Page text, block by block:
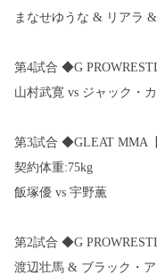
まなせゆうな & リアラ
第4試合 ◆G
山村武寛 vs ジャック・
第3試合 ◆GLEAT MMA
契約体重:75kg
飯塚優 vs 宇野薫
第2試合 ◆G
渡辺壮馬 & ブラック・